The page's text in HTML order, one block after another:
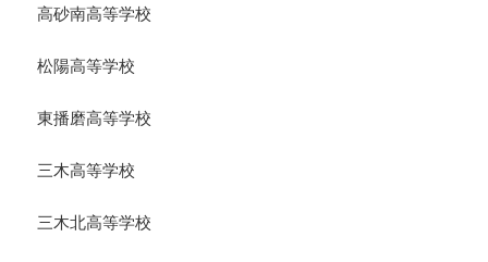
高砂南高等学校
松陽高等学校
東播磨高等学校
三木高等学校
三木北高等学校